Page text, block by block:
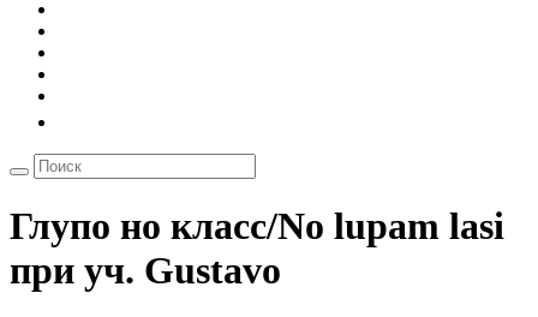
Глупо но класс/No lupam lasi
при уч. Gustavo